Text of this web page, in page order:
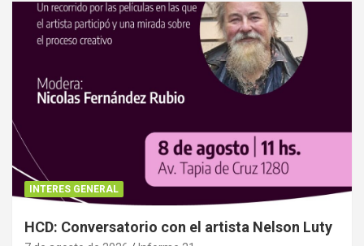
INTERES GENERAL
HCD: Conversatorio con el artista Nelson Luty